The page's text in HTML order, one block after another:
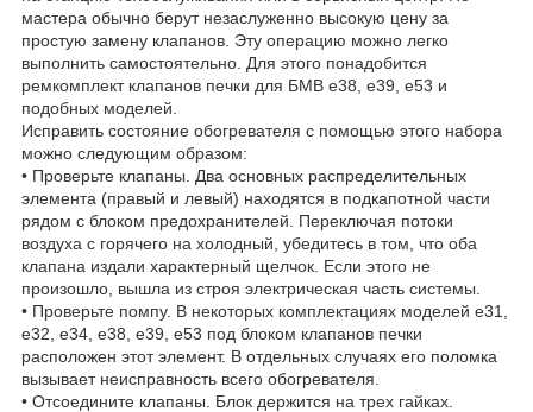
мастера обычно берут незаслуженно высокую цену за
простую замену клапанов. Эту операцию можно легко
выполнить самостоятельно. Для этого понадобится
ремкомплект клапанов печки для БМВ е38, e39, e53 и
подобных моделей.
Исправить состояние обогревателя с помощью этого набора
можно следующим образом:
• Проверьте клапаны. Два основных распределительных
элемента (правый и левый) находятся в подкапотной части
рядом с блоком предохранителей. Переключая потоки
воздуха с горячего на холодный, убедитесь в том, что оба
клапана издали характерный щелчок. Если этого не
произошло, вышла из строя электрическая часть системы.
• Проверьте помпу. В некоторых комплектациях моделей e31,
e32, e34, e38, e39, e53 под блоком клапанов печки
расположен этот элемент. В отдельных случаях его поломка
вызывает неисправность всего обогревателя.
• Отсоедините клапаны. Блок держится на трех гайках.